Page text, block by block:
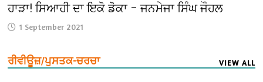
ਹਾੜਾ! ਸਿਆਹੀ ਦਾ ਇਕੋ ਡੋਕਾ – ਜਨਮੇਜਾ ਸਿੰਘ ਜੌਹਲ
1 September 2021
ਰੀਵੀਊਜ਼/ਪੁਸਤਕ-ਚਰਚਾ VIEW ALL